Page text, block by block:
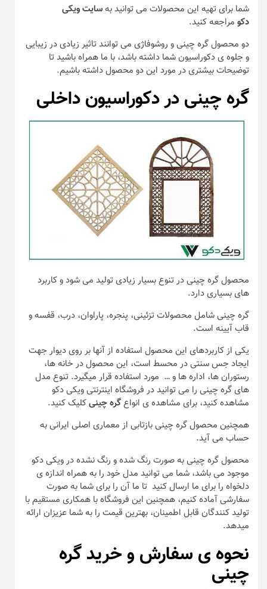
شما برای تهیه این محصولات می توانید بهسایت ویکی
دکو مراجعه کنید.
دو محصول گره چینی و روشوفاژی می توانند تاثیر زیادی در زیبایی
و جلوه ی دکوراسیون شما داشته باشد، با ما همراه باشید تا
توضیحات بیشتری در مورد این دو محصول داشته باشیم.
گره چینی در دکوراسیون داخلی
محصول گره چینی در تنوع بسیار زیادی تولید می شود و کاربرد
های بسیاری دارد.
گره چینی شامل محصولات تزئینی، پنجره، پاراوان، درب، قفسه و
قاب آیینه است.
یکی از کاربردهای این محصول استفاده از آنها بر روی دیوار جهت
ایجاد جس سنتی در محسط است، این محصول در خانه ها،
رستوران ها، اداره ها و … مورد استفاده قرار میگیرد. تنوع مدل
های گره چینی را می توانید در فروشگاه اینترنتی ویکی دکو
مشاهده کنید، برای مشاهده ی انواعگره چینیکلیک کنید.
همچنین محصول گره چینی بازتابی از معماری اصلی ایرانی به
حساب می آید.
محصول گره چینی به صورت رنگ شده و رنگ نشده در ویکی دکو
موجود می باشد، شما می توانید مدل خود را به همراه اندازه ی
دلخواه را برای ما ارسال کنید تا ما آن را برای شما به صورت
سفارشی آماده کنیم، همچنین این فروشگاه با همکاری مستقیم با
تولید کنندگان قابل اطمینان، بهترین قیمت را به شما عزیزان ارائه
میدهد.
نحوه ی سفارش و خرید گره
چینی